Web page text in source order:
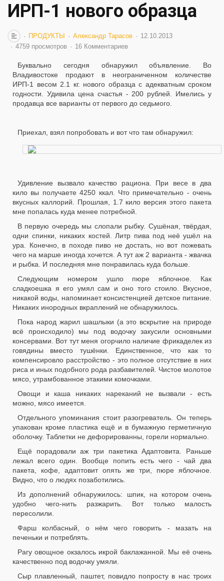
ИРП-1 нового образца
ПРОДУКТЫ Александр Тарасов
12.10.2013
4759 просмотров
16 Комментариев
Буквально сегодня обнаружил объявление. Во
Владивостоке продают в неограниченном количестве
ИРП-1 весом 2.1 кг. нового образца с адекватным сроком
годности. Удивила цена счастья - 200 рублей. Имелись у
продавца все варианты от первого до седьмого.
Приехал, взял попробовать и вот что там обнаружил:
Удивление вызвало качество рациона. При весе в два
кило вы получаете 4250 ккал. Что примечательно - очень
вкусных каллорий. Прошлая, 1.7 кило версия этого пакета
мне попалась куда менее потребной.
В первую очередь мы слопали рыбку. Сушёная, твёрдая,
одни спинки, никаких костей. Литр пива под неё ушёл на
ура. Конечно, в походе пиво не достать, но вот пожевать
чего на марше иногда хочется. А тут аж 2 варианта - жвачка
и рыбка. И последняя мне понравилась куда больше.
Следующим номером ушло пюре яблочное. Как
сладкоешка я его умял сам и оно того стоило. Вкусное,
никакой воды, напоминает консистенцией детское питание.
Никаких инородных вкраплений не обнаружилось.
Пока народ жарил шашлыки (а это вскрытие на природе
всё происходило) мы под водочку закусили основными
консервами. Вот тут меня огорчило наличие фрикаделек из
говядины вместо тушёнки. Единственное, что как то
компенсировло расстройство - это полное отсутствие в них
риса и иных подобного рода разбавителей. Чистое молотое
мясо, утрамбованное этакими комочками.
Овощи и каша никаких нареканий не вызвали - есть
можно, мясо имеется.
Отдельного упоминания стоит разогреватель. Он теперь
упакован кроме пластика ещё и в бумажную герметичную
оболочку. Таблетки не дефорированны, горели нормально.
Ещё порадовали аж три пакетика Адаптовита. Раньше
лежал всего один. Вообще попить есть чего - чай два
пакета, кофе, адаптовит опять же три, пюре яблочное.
Видно, что о людях позаботились.
Из дополнений обнаружилось: шпик, на котором очень
удобно чего-нить разжарить. Вот только малость
пересолили.
Фарш колбасный, о нём чего говорить - мазать на
печеньки и потреблять.
Рагу овощное окзалось икрой баклажанной. Мы её очень
качественно под водочку умяли.
Сыр плавленный, паштет, повидло попросту в нас троих